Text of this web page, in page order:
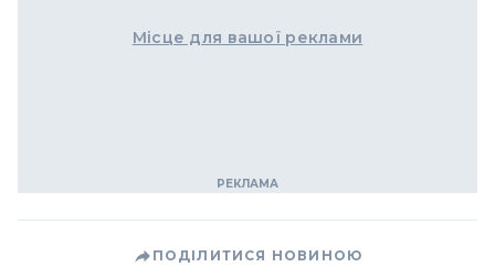
Місце для вашої реклами
ПОДІЛИТИСЯ НОВИНОЮ